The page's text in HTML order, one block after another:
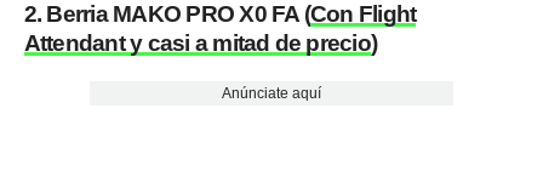
2. Berria MAKO PRO X0 FA (Con Flight
Attendant y casi a mitad de precio)
Anúnciate aquí